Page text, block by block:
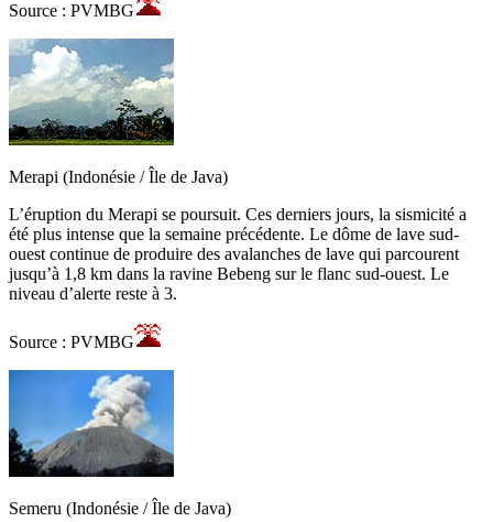
Source : PVMBG
Merapi (Indonésie / Île de Java)
L’éruption du Merapi se poursuit. Ces derniers jours, la sismicité a
été plus intense que la semaine précédente. Le dôme de lave sud-
ouest continue de produire des avalanches de lave qui parcourent
jusqu’à 1,8 km dans la ravine Bebeng sur le flanc sud-ouest. Le
niveau d’alerte reste à 3.
Source : PVMBG
Semeru (Indonésie / Île de Java)